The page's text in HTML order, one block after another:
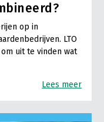
op in
LTO
uit te vinden wat
Lees meer